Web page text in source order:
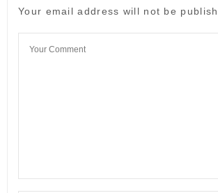
Your email address will not be